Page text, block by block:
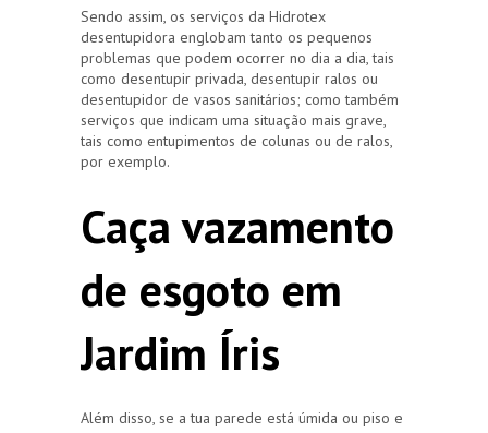
Sendo assim, os serviços da Hidrotex
desentupidora englobam tanto os pequenos
problemas que podem ocorrer no dia a dia, tais
como desentupir privada, desentupir ralos ou
desentupidor de vasos sanitários; como também
serviços que indicam uma situação mais grave,
tais como entupimentos de colunas ou de ralos,
por exemplo.
Caça vazamento
de esgoto em
Jardim Íris
Além disso, se a tua parede está úmida ou piso e